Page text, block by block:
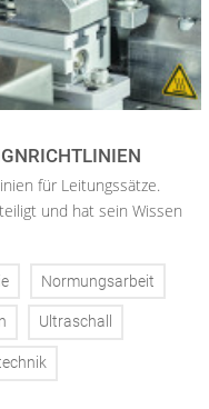
für Leitungssätze.
und hat sein Wissen
Normungsarbeit
Ultraschall